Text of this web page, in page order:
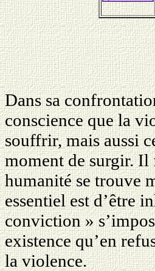
Dans sa
conscience que la
souffrir, mais aussi
moment de surgir. Il
humanité se trouve
essentiel est d’être
conviction »
existence qu’en
la violence.